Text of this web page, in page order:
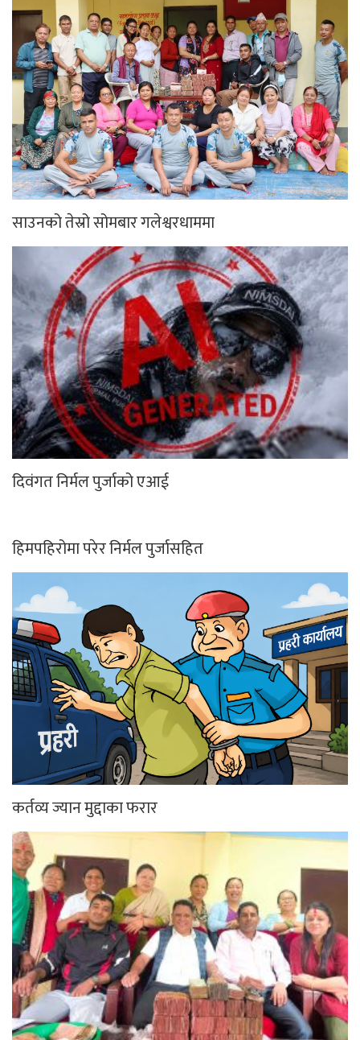
साउनको तेस्रो सोमबार गलेश्वरधाममा
दिवंगत निर्मल पुर्जाको एआई
हिमपहिरोमा परेर निर्मल पुर्जासहित
कर्तव्य ज्यान मुद्दाका फरार